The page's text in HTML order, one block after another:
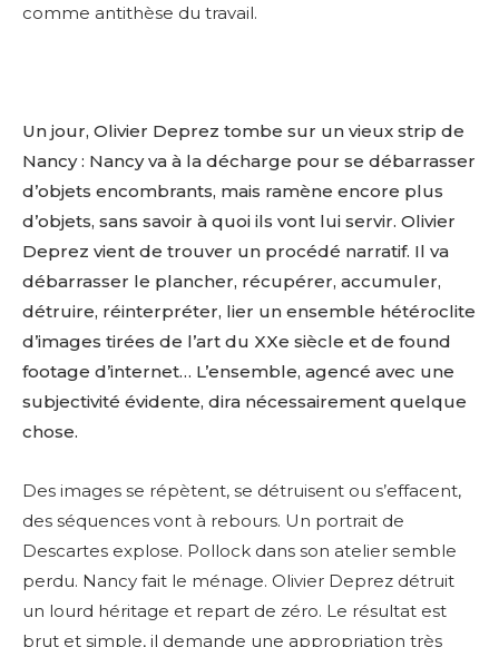
comme antithèse du travail.
Un jour, Olivier Deprez tombe sur un vieux strip de
Nancy : Nancy va à la décharge pour se débarrasser
d’objets encombrants, mais ramène encore plus
d’objets, sans savoir à quoi ils vont lui servir. Olivier
Deprez vient de trouver un procédé narratif. Il va
débarrasser le plancher, récupérer, accumuler,
détruire, réinterpréter, lier un ensemble hétéroclite
d’images tirées de l’art du XXe siècle et de found
footage d’internet… L’ensemble, agencé avec une
subjectivité évidente, dira nécessairement quelque
chose.
Des images se répètent, se détruisent ou s’effacent,
des séquences vont à rebours. Un portrait de
Descartes explose. Pollock dans son atelier semble
perdu. Nancy fait le ménage. Olivier Deprez détruit
un lourd héritage et repart de zéro. Le résultat est
brut et simple, il demande une appropriation très